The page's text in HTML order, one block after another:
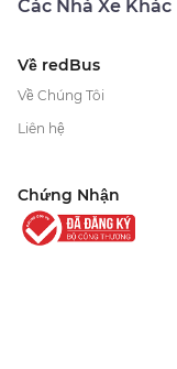
Các Nhà Xe Khác
Về redBus
Về Chúng Tôi
Liên hệ
Chứng Nhận